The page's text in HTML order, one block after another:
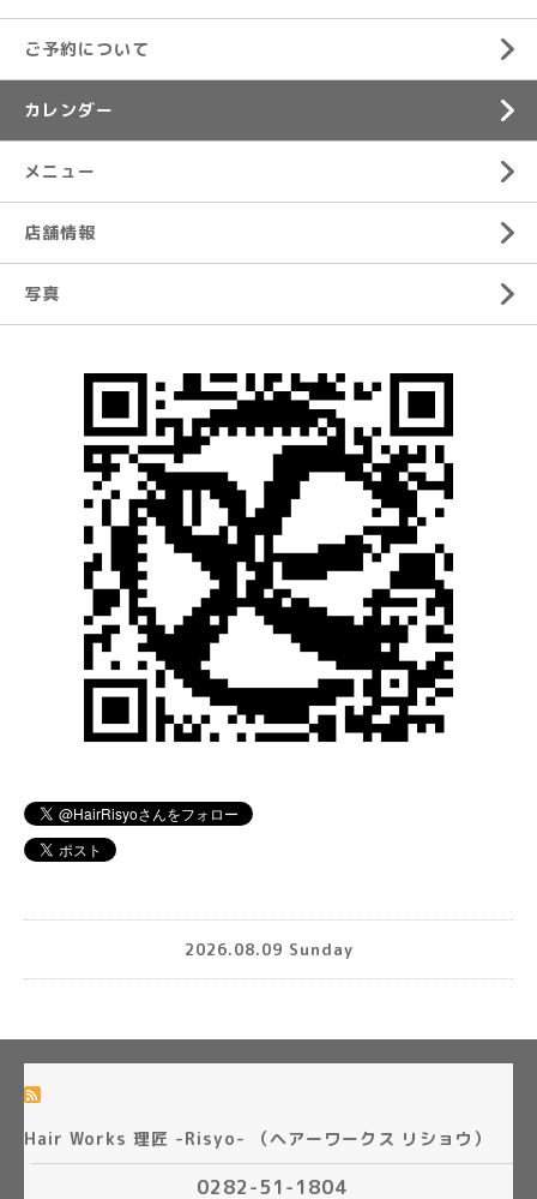
ご予約について
カレンダー
メニュー
店舗情報
写真
2026.08.09 Sunday
Hair Works 理匠 -Risyo- （ヘアーワークス リショウ）
0282-51-1804